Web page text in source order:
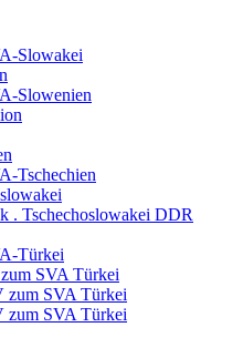
Slowakei
Slowenien
Tschechien
. Tschechoslowakei DDR
Türkei
zum SVA Türkei
zum SVA Türkei
zum SVA Türkei